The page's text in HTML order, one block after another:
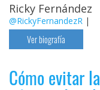
Ricky Fernández
@RickyFernandezR |
Ver biografía
Cómo evitar